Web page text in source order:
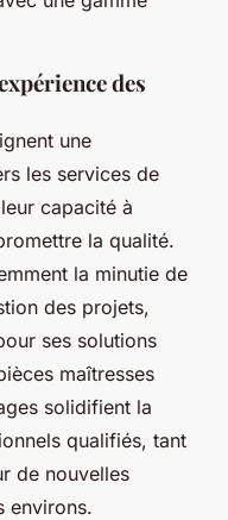
des
une
les services de
capacité à
la qualité.
la minutie de
des projets,
ses solutions
maîtresses
solidifient la
qualifiés, tant
de nouvelles
environs.